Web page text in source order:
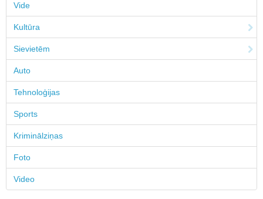
Vide
Kultūra
Sievietēm
Auto
Tehnoloģijas
Sports
Kriminālziņas
Foto
Video